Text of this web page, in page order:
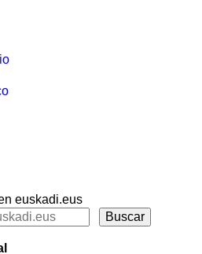
euskadi.eus